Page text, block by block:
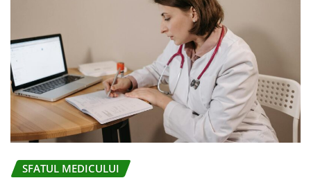
SFATUL MEDICULUI